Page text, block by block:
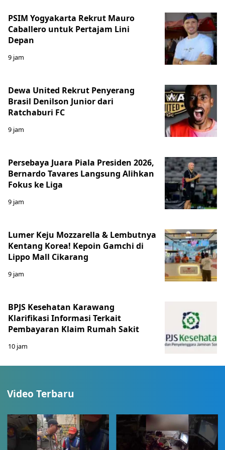
PSIM Yogyakarta Rekrut Mauro
Caballero untuk Pertajam Lini
Depan
9 jam
Dewa United Rekrut Penyerang
Brasil Denilson Junior dari
Ratchaburi FC
9 jam
Persebaya Juara Piala Presiden 2026,
Bernardo Tavares Langsung Alihkan
Fokus ke Liga
9 jam
Lumer Keju Mozzarella & Lembutnya
Kentang Korea! Kepoin Gamchi di
Lippo Mall Cikarang
9 jam
BPJS Kesehatan Karawang
Klarifikasi Informasi Terkait
Pembayaran Klaim Rumah Sakit
10 jam
Video Terbaru